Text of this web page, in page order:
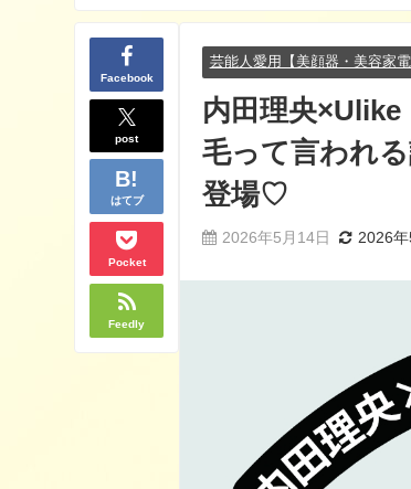
S・メンズ専用 / Air Pro X新製品も登場♡
Facebook
post
はてブ
Pocket
Feedly
芸能人愛用【美顔器・美容家電
内田理央
毛って言われ
登場♡
2026年5月14日 2026年